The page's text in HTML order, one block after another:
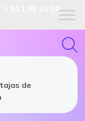
911 98 20 00
de